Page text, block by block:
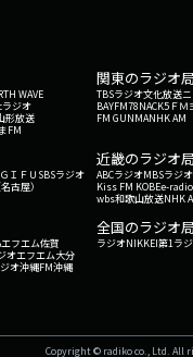
WAVE
ジオ
形放送
FM
関東のラジオ局
TBSラジオ文化放送
BAYFM78NACK5 Ｆ
FM GUNMANHK AM
ＩＦＵ SBSラジオ
古屋）
近畿のラジオ局
ABCラジオMBSラジオ
Kiss FM KOBEe-
wbs和歌山放送NHK
エフエム佐賀
オエフエム大分
オ沖縄FM沖縄
全国のラジオ局
ラジオNIKKEI第1ラ
Copyright © radiko co., Ltd. All